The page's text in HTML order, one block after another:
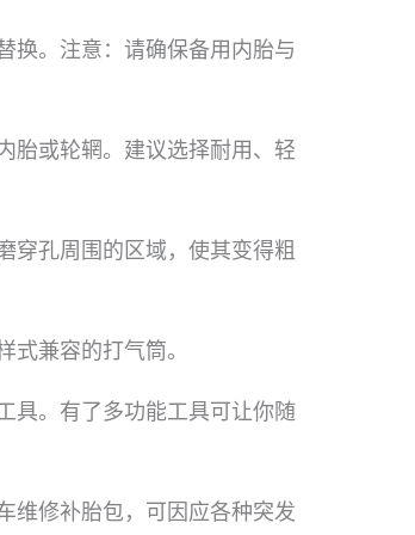
换。注意：请确保备用内胎与
胎或轮辋。建议选择耐用、轻
穿孔周围的区域，使其变得粗
兼容的打气筒。
具。有了多功能工具可让你随
维修补胎包，可因应各种突发